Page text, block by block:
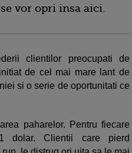
vor opri insa aici.
clientilor preocupati de
de cel mai mare lant de
si o serie de oportunitati ce
paharelor. Pentru fiecare
dolar. Clientii care pierd